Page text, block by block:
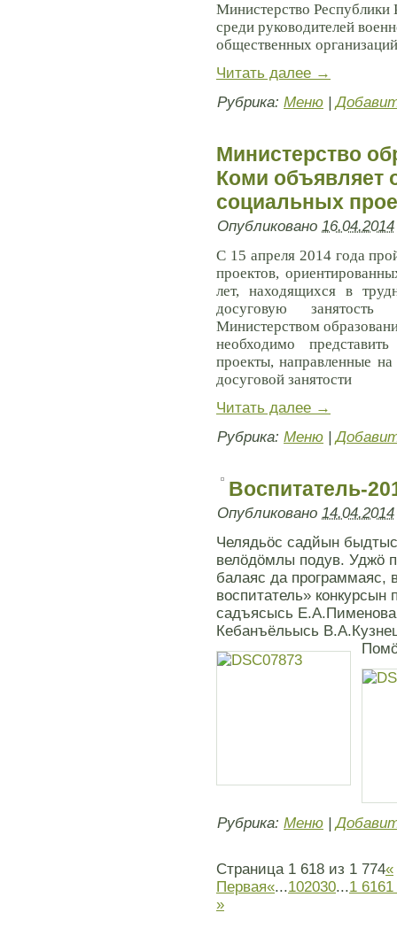
Министерство Республики
среди руководителей
общественных
Читать далее →
Рубрика: Меню |
Министерство
Коми объявляет
социальных
Опубликовано 16.04.2014
С 15 апреля 2014 года
проектов,
лет, находящихся в
досуговую
Министерством
необходимо
проекты, направленные
досуговой занятости
Читать далее →
Рубрика: Меню |
Воспитатель-
Опубликовано 14.04.2014
Челядьöс садйын
велöдöмлы подув. Уджö
балаяс да программаяс,
воспитатель»
садъясысь
Кебанъёльысь
Рубрика: Меню |
Страница 1 618 из 1 774«
Первая«...102030...1 6161
»